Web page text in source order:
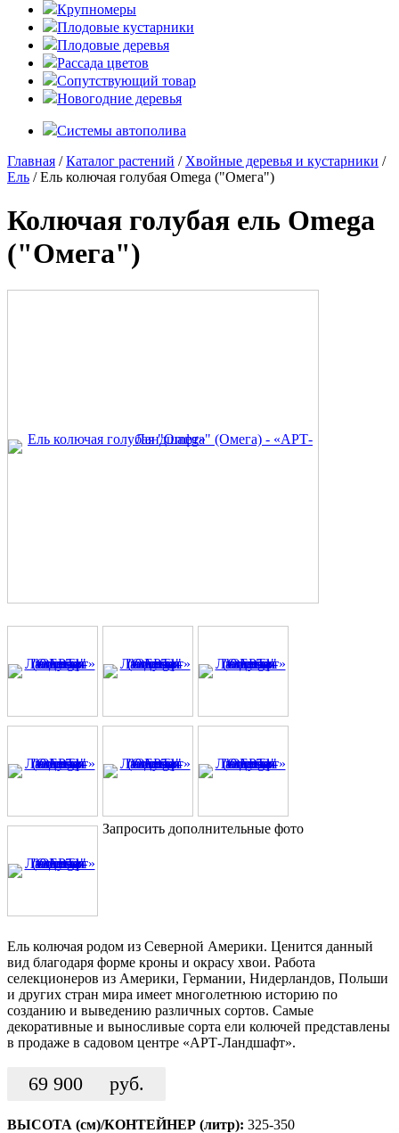
Крупномеры
Плодовые кустарники
Плодовые деревья
Рассада цветов
Сопутствующий товар
Новогодние деревья
Системы автополива
Главная /Каталог растений / Хвойные деревья и кустарники /
Ель / Ель колючая голубая Omega ("Омега")
Колючая голубая ель Omega
("Омега")
Запросить дополнительные фото
Ель колючая родом из Северной Америки. Ценится данный
вид благодаря форме кроны и окрасу хвои. Работа
селекционеров из Америки, Германии, Нидерландов, Польши
и других стран мира имеет многолетнюю историю по
созданию и выведению различных сортов. Самые
декоративные и выносливые сорта ели колючей представлены
в продаже в садовом центре «АРТ-Ландшафт».
69 900 руб.
ВЫСОТА (см)/КОНТЕЙНЕР (литр): 325-350